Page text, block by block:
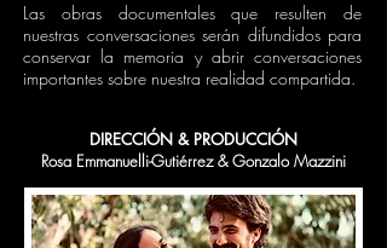
Las obras documentales que resulten de
nuestras conversaciones serán difundidos para
conservar la memoria y abrir conversaciones
importantes sobre nuestra realidad compartida.
DIRECCIÓN & PRODUCCIÓN
Rosa Emmanuelli-Gutiérrez & Gonzalo Mazzini